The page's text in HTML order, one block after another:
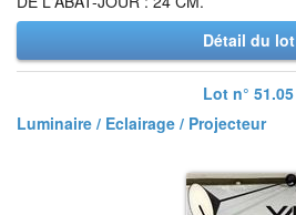
Détail du lot
Lot n° 51.05
Luminaire / Eclairage / Projecteur